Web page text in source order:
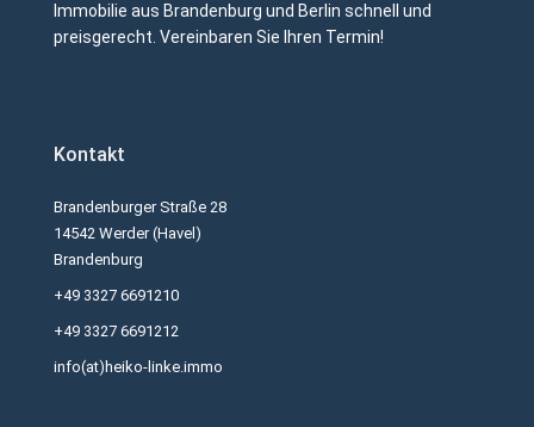
Immobilie aus Brandenburg und Berlin schnell und
preisgerecht. Vereinbaren Sie Ihren Termin!
Kontakt
Brandenburger Straße 28
14542 Werder (Havel)
Brandenburg
+49 3327 6691210
+49 3327 6691212
info(at)heiko-linke.immo